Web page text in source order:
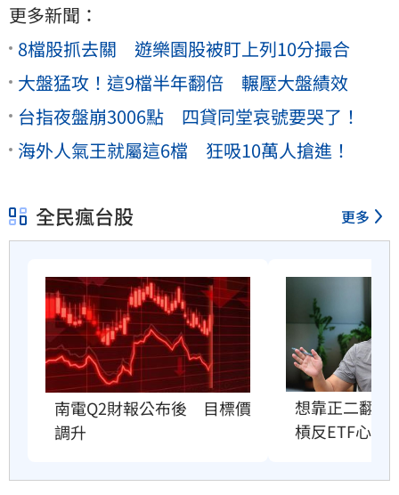
更多新聞：
8檔股抓去關 遊樂園股被盯上列10分撮合
大盤猛攻！這9檔半年翻倍 輾壓大盤績效
台指夜盤崩3006點 四貸同堂哀號要哭了！
海外人氣王就屬這6檔 狂吸10萬人搶進！
全民瘋台股 更多
南電Q2財報公布後　目標價
調升
想靠正二翻本
槓反ETF心法